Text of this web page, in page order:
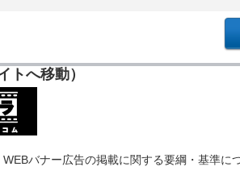
トへ移動）
WEBバナー広告の掲載に関する要綱・基準に